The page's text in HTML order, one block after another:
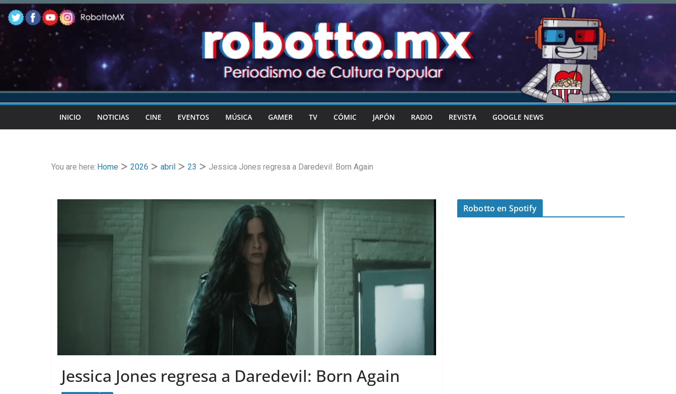
Skip
to
content
INICIO NOTICIAS CINE EVENTOS MÚSICA GAMER TV CÓMIC JAPÓN RADIO REVISTA GOOGLE NEWS
You are here: Home 2026 abril 23 Jessica Jones regresa a Daredevil: Born Again
Jessica Jones regresa a Daredevil: Born Again
Robotto en Spotify